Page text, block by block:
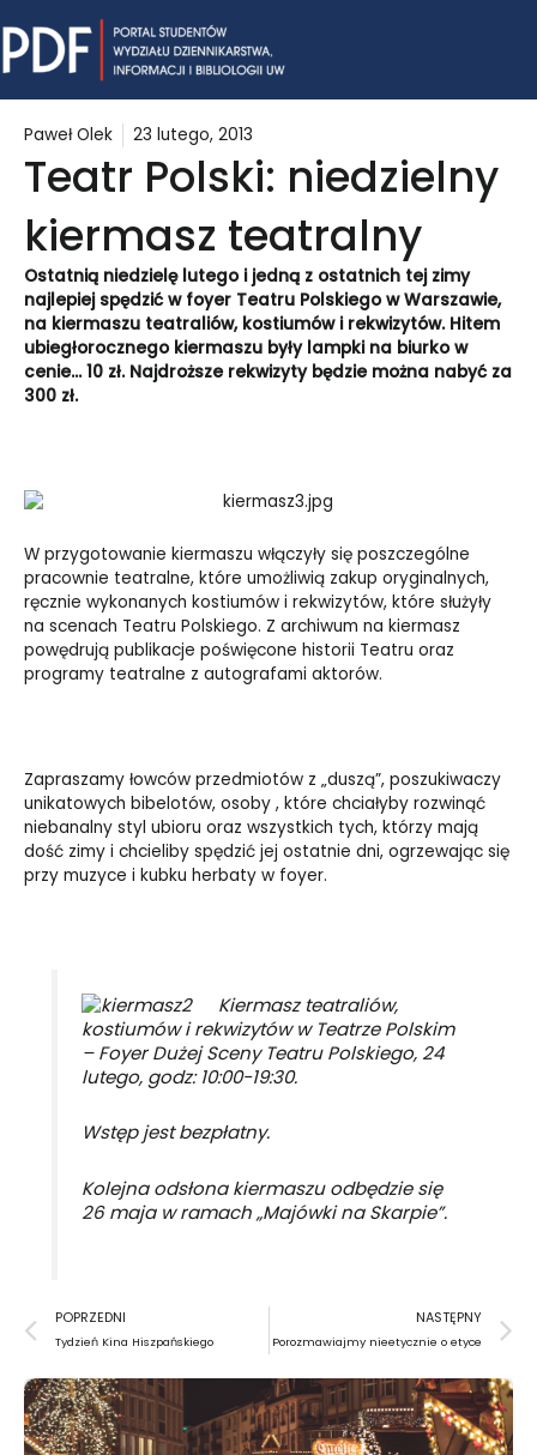
to
content
Paweł Olek 23 lutego, 2013
Teatr Polski: niedzielny
kiermasz teatralny
Ostatnią niedzielę lutego i jedną z ostatnich tej zimy
najlepiej spędzić w foyer Teatru Polskiego w Warszawie,
na kiermaszu teatraliów, kostiumów i rekwizytów. Hitem
ubiegłorocznego kiermaszu były lampki na biurko w
cenie… 10 zł. Najdroższe rekwizyty będzie można nabyć za
300 zł.
W przygotowanie kiermaszu włączyły się poszczególne
pracownie teatralne, które umożliwią zakup oryginalnych,
ręcznie wykonanych kostiumów i rekwizytów, które służyły
na scenach Teatru Polskiego. Z archiwum na kiermasz
powędrują publikacje poświęcone historii Teatru oraz
programy teatralne z autografami aktorów.
Zapraszamy łowców przedmiotów z „duszą”, poszukiwaczy
unikatowych bibelotów, osoby , które chciałyby rozwinąć
niebanalny styl ubioru oraz wszystkich tych, którzy mają
dość zimy i chcieliby spędzić jej ostatnie dni, ogrzewając się
przy muzyce i kubku herbaty w foyer.
Kiermasz teatraliów,
kostiumów i rekwizytów w Teatrze Polskim
– Foyer Dużej Sceny Teatru Polskiego, 24
lutego, godz: 10:00-19:30.
Wstęp jest bezpłatny.
Kolejna odsłona kiermaszu odbędzie się
26 maja w ramach „Majówki na Skarpie”.
Prev
POPRZEDNI
Tydzień Kina Hiszpańskiego
NASTĘPNY
Porozmawiajmy nieetycznie o etyce